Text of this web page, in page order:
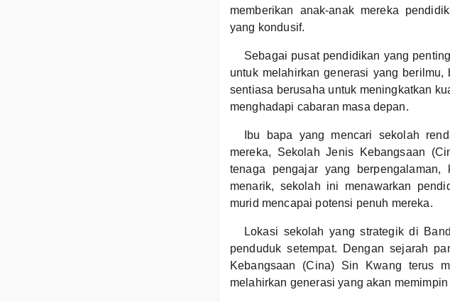
memberikan anak-anak mereka
yang kondusif.
Sebagai pusat pendidikan yang
untuk melahirkan generasi yang
sentiasa berusaha untuk meningkatkan
menghadapi cabaran masa depan.
Ibu bapa yang mencari sekolah
mereka, Sekolah Jenis Kebangsaan
tenaga pengajar yang
menarik, sekolah ini menawarkan
murid mencapai potensi penuh mereka.
Lokasi sekolah yang strategik di
penduduk setempat. Dengan sejarah
Kebangsaan (Cina) Sin Kwang terus
melahirkan generasi yang akan